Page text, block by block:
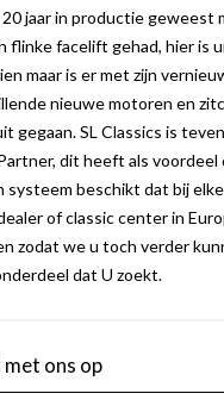
20 jaar in productie geweest
flinke facelift gehad, hier is
maar is er met zijn
nieuwe motoren en
gegaan. SL Classics is
dit heeft als voordeel
systeem beschikt dat bij elke
of classic center in
zodat we u toch verder
dat U zoekt.
ons op